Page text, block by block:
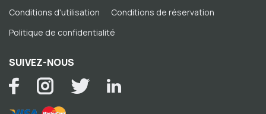
Conditions d'utilisation
Conditions de réservation
Politique de confidentialité
SUIVEZ-NOUS